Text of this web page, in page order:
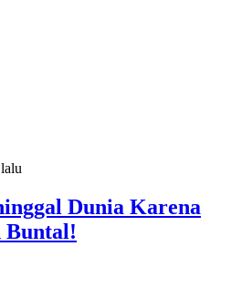
Dunia Karena
Buntal!